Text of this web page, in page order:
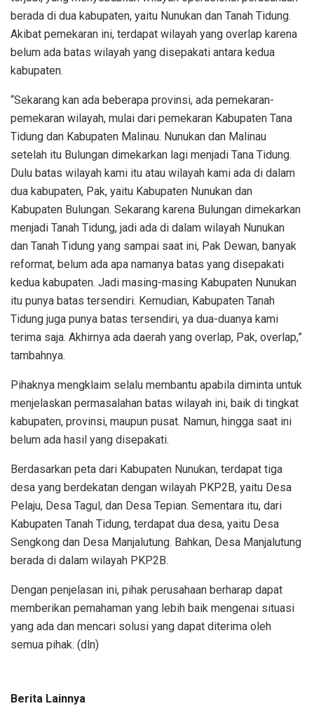
berada di dua kabupaten, yaitu Nunukan dan Tanah Tidung.
Akibat pemekaran ini, terdapat wilayah yang overlap karena
belum ada batas wilayah yang disepakati antara kedua
kabupaten.
“Sekarang kan ada beberapa provinsi, ada pemekaran-
pemekaran wilayah, mulai dari pemekaran Kabupaten Tana
Tidung dan Kabupaten Malinau. Nunukan dan Malinau
setelah itu Bulungan dimekarkan lagi menjadi Tana Tidung.
Dulu batas wilayah kami itu atau wilayah kami ada di dalam
dua kabupaten, Pak, yaitu Kabupaten Nunukan dan
Kabupaten Bulungan. Sekarang karena Bulungan dimekarkan
menjadi Tanah Tidung, jadi ada di dalam wilayah Nunukan
dan Tanah Tidung yang sampai saat ini, Pak Dewan, banyak
reformat, belum ada apa namanya batas yang disepakati
kedua kabupaten. Jadi masing-masing Kabupaten Nunukan
itu punya batas tersendiri. Kemudian, Kabupaten Tanah
Tidung juga punya batas tersendiri, ya dua-duanya kami
terima saja. Akhirnya ada daerah yang overlap, Pak, overlap,”
tambahnya.
Pihaknya mengklaim selalu membantu apabila diminta untuk
menjelaskan permasalahan batas wilayah ini, baik di tingkat
kabupaten, provinsi, maupun pusat. Namun, hingga saat ini
belum ada hasil yang disepakati.
Berdasarkan peta dari Kabupaten Nunukan, terdapat tiga
desa yang berdekatan dengan wilayah PKP2B, yaitu Desa
Pelaju, Desa Tagul, dan Desa Tepian. Sementara itu, dari
Kabupaten Tanah Tidung, terdapat dua desa, yaitu Desa
Sengkong dan Desa Manjalutung. Bahkan, Desa Manjalutung
berada di dalam wilayah PKP2B.
Dengan penjelasan ini, pihak perusahaan berharap dapat
memberikan pemahaman yang lebih baik mengenai situasi
yang ada dan mencari solusi yang dapat diterima oleh
semua pihak. (dln)
Berita Lainnya